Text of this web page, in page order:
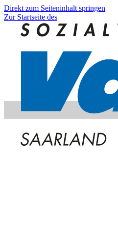
Direkt zum Seiteninhalt springen
Zur Startseite des